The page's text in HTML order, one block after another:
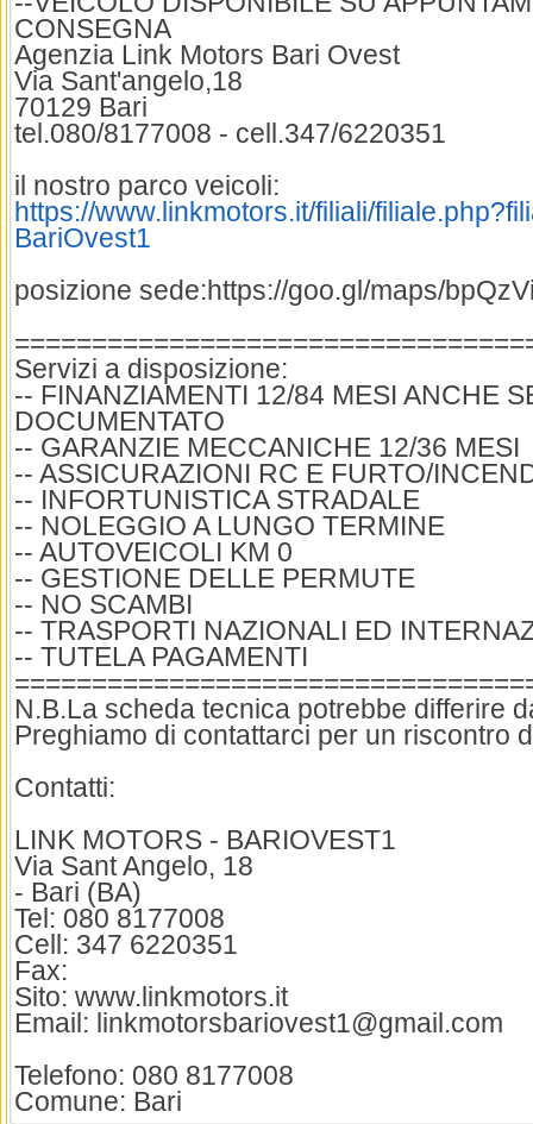
CONSEGNA
Agenzia Link Motors Bari Ovest
Via Sant'angelo,18
70129 Bari
tel.080/8177008 - cell.347/6220351
il nostro parco veicoli:
https://www.linkmotors.it/filiali/
BariOvest1
posizione sede:https://goo.gl/maps/
Servizi a disposizione:
-- FINANZIAMENTI 12/84 MESI ANCHE
DOCUMENTATO
-- GARANZIE MECCANICHE 12/36 MESI
-- ASSICURAZIONI RC E FURTO/
-- INFORTUNISTICA STRADALE
-- NOLEGGIO A LUNGO TERMINE
-- AUTOVEICOLI KM 0
-- GESTIONE DELLE PERMUTE
-- NO SCAMBI
-- TRASPORTI NAZIONALI ED
-- TUTELA PAGAMENTI
N.B.La scheda tecnica potrebbe differire
Preghiamo di contattarci per un riscontro
Contatti:
LINK MOTORS - BARIOVEST1
Via Sant Angelo, 18
- Bari (BA)
Tel: 080 8177008
Cell: 347 6220351
Fax:
Sito: www.linkmotors.it
Email: linkmotorsbariovest1@gmail.com
Telefono: 080 8177008
Comune: Bari